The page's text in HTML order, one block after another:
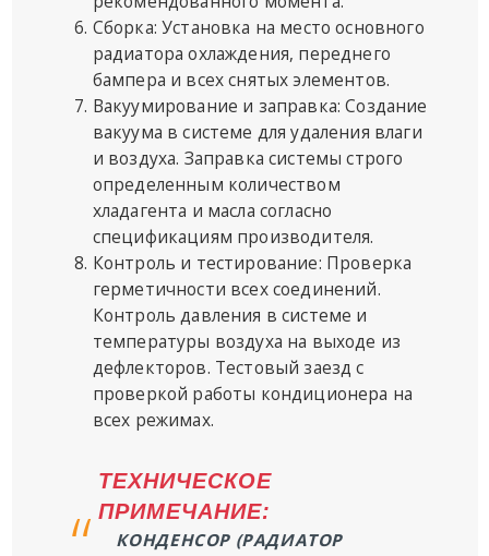
Сборка: Установка на место основного
радиатора охлаждения, переднего
бампера и всех снятых элементов.
Вакуумирование и заправка: Создание
вакуума в системе для удаления влаги
и воздуха. Заправка системы строго
определенным количеством
хладагента и масла согласно
спецификациям производителя.
Контроль и тестирование: Проверка
герметичности всех соединений.
Контроль давления в системе и
температуры воздуха на выходе из
дефлекторов. Тестовый заезд с
проверкой работы кондиционера на
всех режимах.
ТЕХНИЧЕСКОЕ
ПРИМЕЧАНИЕ:
КОНДЕНСОР (РАДИАТОР